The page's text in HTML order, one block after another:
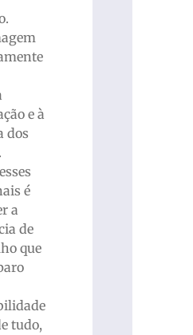
e à
dos
é
a
de
que
tudo,